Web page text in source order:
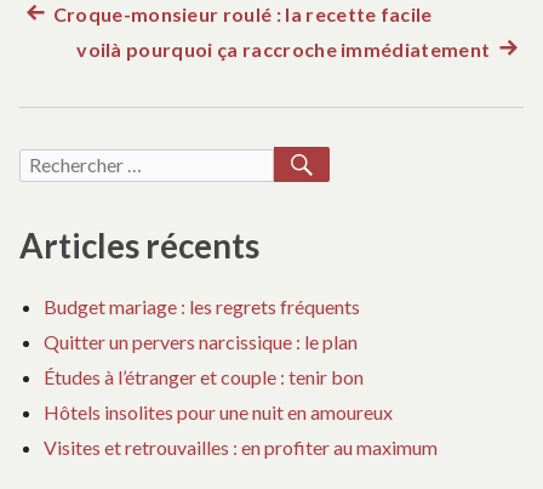
Navigation
l’article
Article
précédent :
Croque-monsieur roulé : la recette facile
voilà pourquoi ça raccroche immédiatement
Recherche
Articles récents
Budget mariage : les regrets fréquents
Quitter un pervers narcissique : le plan
Études à l’étranger et couple : tenir bon
Hôtels insolites pour une nuit en amoureux
Visites et retrouvailles : en profiter au maximum